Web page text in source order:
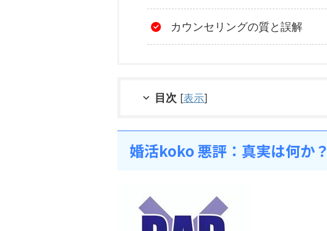
カウンセリングの質と誤解
目次 [表示]
婚活koko 悪評：真実は何か？